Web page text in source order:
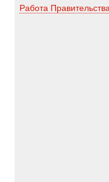
Работа Правительства